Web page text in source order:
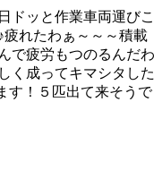
ドッと作業車両運びこ
れたわぁ～～～積載
で疲労もつのるんだわ
く成ってキマシタした
す！５匹出て来そうで